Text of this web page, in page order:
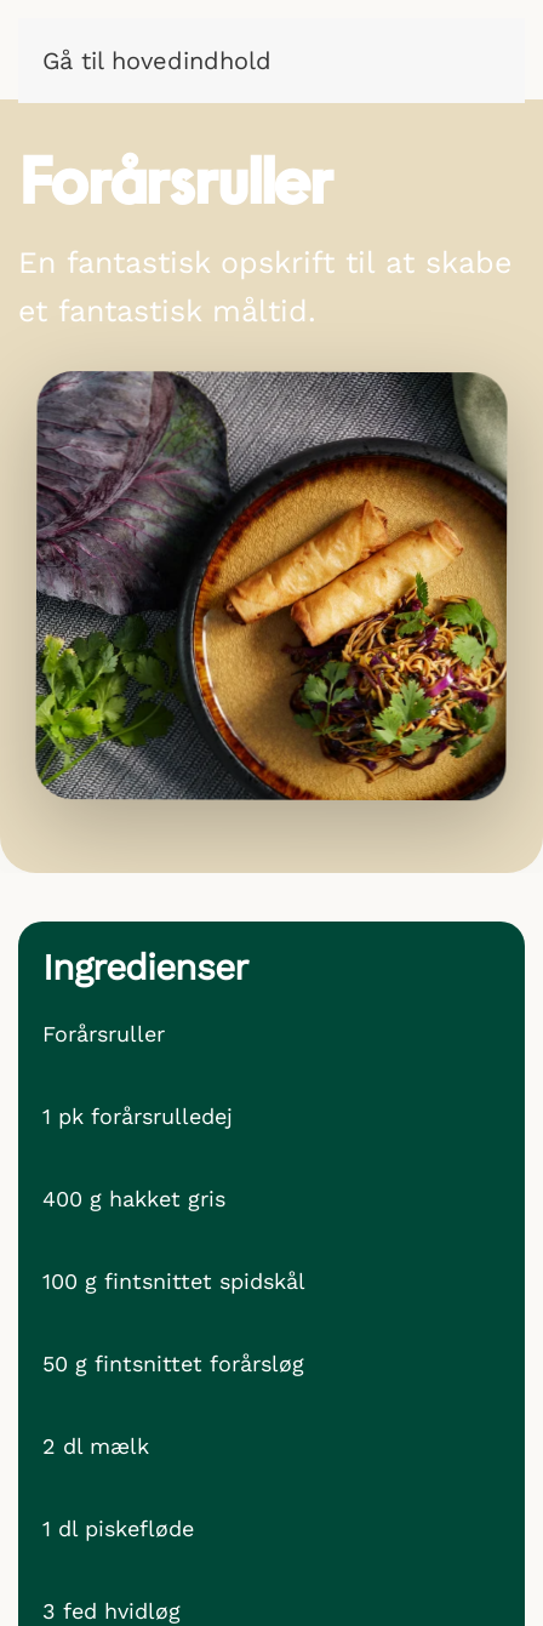
Gå til hovedindhold
Forårsruller
En fantastisk opskrift til at skabe
et fantastisk måltid.
Ingredienser
Forårsruller
1 pk forårsrulledej
400 g hakket gris
100 g fintsnittet spidskål
50 g fintsnittet forårsløg
2 dl mælk
1 dl piskefløde
3 fed hvidløg